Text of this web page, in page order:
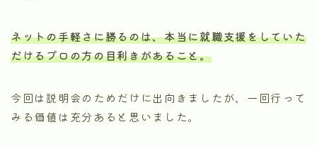
ネットの手軽さに勝るのは、本当に就職支援をしていた
だけるプロの方の目利きがあること。
今回は説明会のためだけに出向きましたが、一回行って
みる価値は充分あると思いました。